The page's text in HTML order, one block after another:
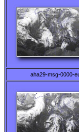
aha29-msg-0000-